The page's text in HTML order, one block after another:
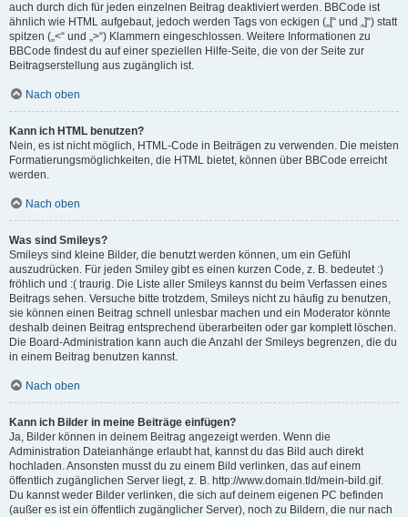
auch durch dich für jeden einzelnen Beitrag deaktiviert werden. BBCode ist
ähnlich wie HTML aufgebaut, jedoch werden Tags von eckigen („[“ und „]“) statt
spitzen („<“ und „>“) Klammern eingeschlossen. Weitere Informationen zu
BBCode findest du auf einer speziellen Hilfe-Seite, die von der Seite zur
Beitragserstellung aus zugänglich ist.
Nach oben
Kann ich HTML benutzen?
Nein, es ist nicht möglich, HTML-Code in Beiträgen zu verwenden. Die meisten
Formatierungsmöglichkeiten, die HTML bietet, können über BBCode erreicht
werden.
Nach oben
Was sind Smileys?
Smileys sind kleine Bilder, die benutzt werden können, um ein Gefühl
auszudrücken. Für jeden Smiley gibt es einen kurzen Code, z. B. bedeutet :)
fröhlich und :( traurig. Die Liste aller Smileys kannst du beim Verfassen eines
Beitrags sehen. Versuche bitte trotzdem, Smileys nicht zu häufig zu benutzen,
sie können einen Beitrag schnell unlesbar machen und ein Moderator könnte
deshalb deinen Beitrag entsprechend überarbeiten oder gar komplett löschen.
Die Board-Administration kann auch die Anzahl der Smileys begrenzen, die du
in einem Beitrag benutzen kannst.
Nach oben
Kann ich Bilder in meine Beiträge einfügen?
Ja, Bilder können in deinem Beitrag angezeigt werden. Wenn die
Administration Dateianhänge erlaubt hat, kannst du das Bild auch direkt
hochladen. Ansonsten musst du zu einem Bild verlinken, das auf einem
öffentlich zugänglichen Server liegt, z. B. http://www.domain.tld/mein-bild.gif.
Du kannst weder Bilder verlinken, die sich auf deinem eigenen PC befinden
(außer es ist ein öffentlich zugänglicher Server), noch zu Bildern, die nur nach